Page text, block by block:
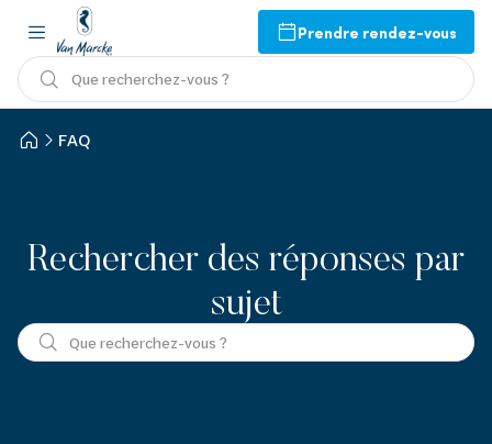
Prendre rendez-vous
Que recherchez-vous ?
FAQ
Rechercher des réponses par
sujet